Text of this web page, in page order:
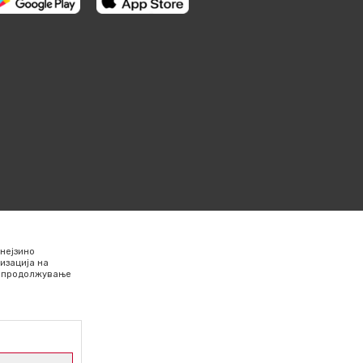
на
продолжување